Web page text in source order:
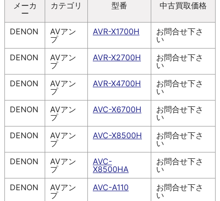
メーカ
ー
カテゴリ 型番 中古買取価格
DENON
AVアン
プ
AVR-X1700H
お問合せ下さ
い
DENON
AVアン
プ
AVR-X2700H
お問合せ下さ
い
DENON
AVアン
プ
AVR-X4700H
お問合せ下さ
い
DENON
AVアン
プ
AVC-X6700H
お問合せ下さ
い
DENON
AVアン
プ
AVC-X8500H
お問合せ下さ
い
DENON
AVアン
プ
AVC-
X8500HA
お問合せ下さ
い
DENON
AVアン
プ
AVC-A110
お問合せ下さ
い